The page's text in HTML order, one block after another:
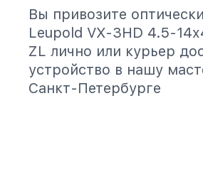
Вы привозите
Leupold VX-3HD 4.5-
ZL лично или курьер
устройство в нашу
Санкт-Петербурге